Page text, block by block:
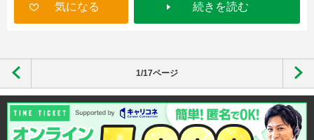
気になる 続きを読む
1/17ページ